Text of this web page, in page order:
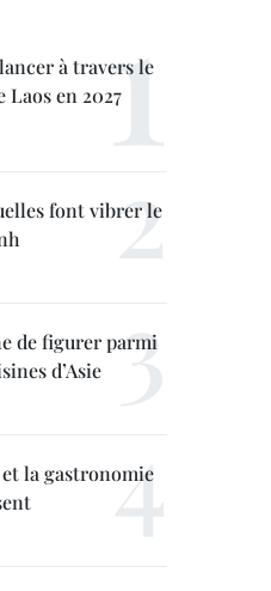
à travers le
en 2027
font vibrer le
de figurer parmi
d’Asie
la gastronomie